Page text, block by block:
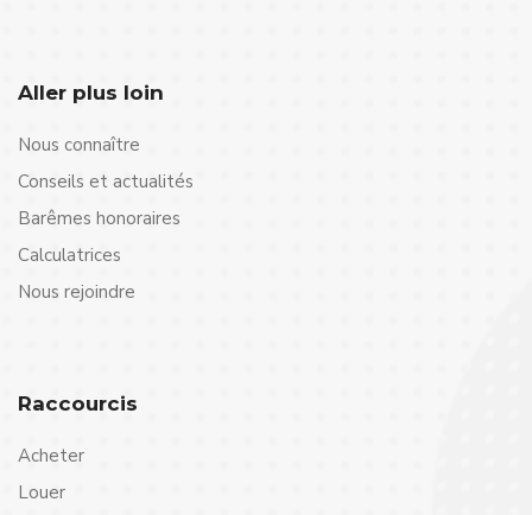
Aller plus loin
Nous connaître
Conseils et actualités
Barêmes honoraires
Calculatrices
Nous rejoindre
Raccourcis
Acheter
Louer